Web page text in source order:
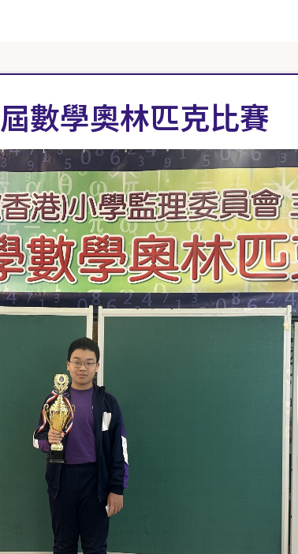
數學奧林匹克比賽